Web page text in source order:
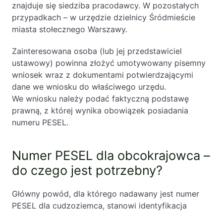
znajduje się siedziba pracodawcy. W pozostałych
przypadkach – w urzędzie dzielnicy Śródmieście
miasta stołecznego Warszawy.
Zainteresowana osoba (lub jej przedstawiciel
ustawowy) powinna złożyć umotywowany pisemny
wniosek wraz z dokumentami potwierdzającymi
dane we wniosku do właściwego urzędu.
We wniosku należy podać faktyczną podstawę
prawną, z której wynika obowiązek posiadania
numeru PESEL.
Numer PESEL dla obcokrajowca –
do czego jest potrzebny?
Główny powód, dla którego nadawany jest numer
PESEL dla cudzoziemca, stanowi identyfikacja